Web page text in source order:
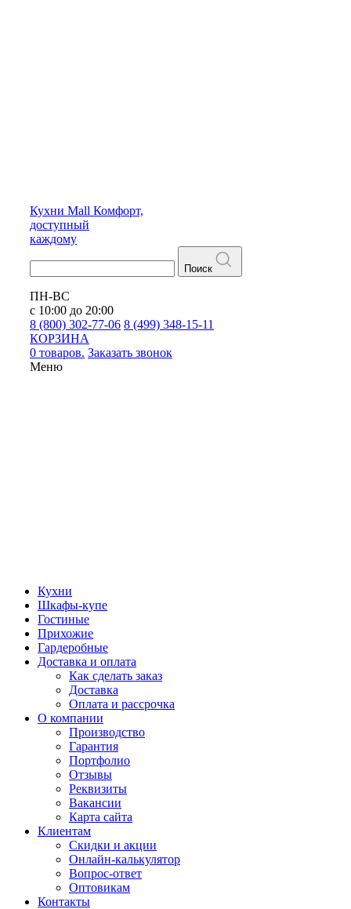
Кухни Mall Комфорт,
доступный
каждому
Поиск
ПН-ВС
с 10:00 до 20:00
8 (800) 302-77-06 8 (499) 348-15-11
КОРЗИНА
0 товаров. Заказать звонок
Меню
Кухни
Шкафы-купе
Гостиные
Прихожие
Гардеробные
Доставка и оплата
Как сделать заказ
Доставка
Оплата и рассрочка
О компании
Производство
Гарантия
Портфолио
Отзывы
Реквизиты
Вакансии
Карта сайта
Клиентам
Скидки и акции
Онлайн-калькулятор
Вопрос-ответ
Оптовикам
Контакты